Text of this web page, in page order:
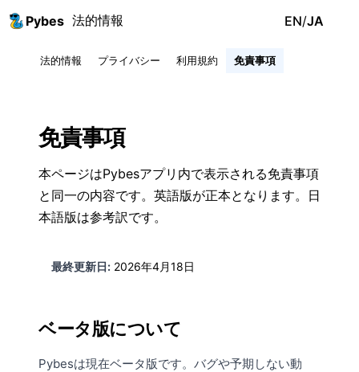
Pybes 法的情報 EN/JA
法的情報 プライバシー 利用規約 免責事項
免責事項
本ページはPybesアプリ内で表示される免責事項
と同一の内容です。英語版が正本となります。日
本語版は参考訳です。
最終更新日: 2026年4月18日
ベータ版について
Pybesは現在ベータ版です。バグや予期しない動